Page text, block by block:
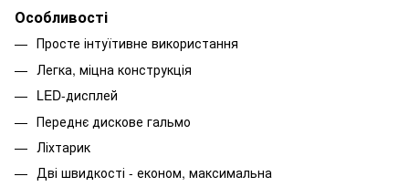
Особливості
Просте інтуїтивне використання
Легка, міцна конструкція
LED-дисплей
Переднє дискове гальмо
Ліхтарик
Дві швидкості - економ, максимальна